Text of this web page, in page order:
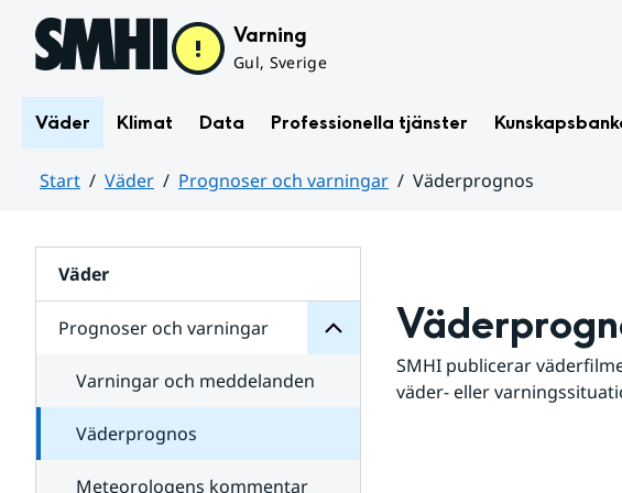
Hoppa till sidans innehåll Varning
Gul, Sverige
Väder Klimat Data Professionella tjänster
Start Väder Prognoser och varningar
Väderprognos
Väder
Prognoser och varningar
för
varningar
Varningar och meddelanden
Väderprognos
Meteorologens kommentar
SMHI publicerar
väder- eller